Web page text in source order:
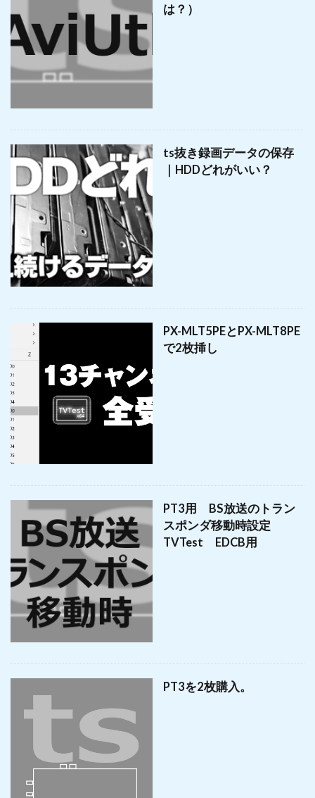
は？）
ts抜き録画データの保存
｜HDDどれがいい？
PX-MLT5PEとPX-MLT8PE
で2枚挿し
PT3用 BS放送のトラン
スポンダ移動時設定
TVTest EDCB用
PT3を2枚購入。